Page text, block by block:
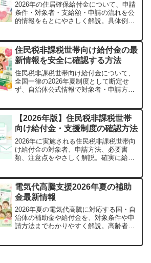
2026年の住居確保給付金について、申請
条件・対象者・支給額・申請の流れを公
的情報をもとにやさしく解説。具体例や
住民税非課税世帯向け給付金の最
新情報を安全に確認する方法
住民税非課税世帯向け給付金について、
全国一律の2026年夏制度として断定せ
ず、自治体公式情報で対象者・申請方
【2026年版】住民税非課税世帯
向け給付金・支援制度の確認方法
2026年に実施される住民税非課税世帯向
け給付金の対象者、申請方法、必要書
類、注意点をやさしく解説。確実に給付
電気代高騰支援2026年夏の補助
金最新情報
2026年夏の電気代高騰に対応する国・自
治体の補助金や給付金を、対象条件や申
請方法までわかりやすく解説。高齢者や